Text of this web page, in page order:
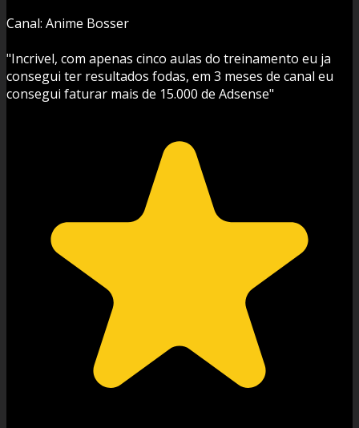
Canal: Anime Bosser
"Incrivel, com apenas cinco aulas do treinamento eu ja
consegui ter resultados fodas, em 3 meses de canal eu
consegui faturar mais de 15.000 de Adsense"